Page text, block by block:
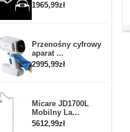
1965,99zł
Przenośny cyfrowy
aparat ...
2995,99zł
Micare JD1700L
Mobilny La...
5612,99zł